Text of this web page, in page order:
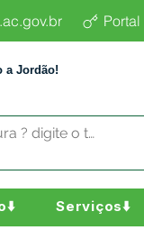
a Jordão!
Serviços⬇️